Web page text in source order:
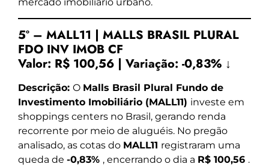
5º – MALL11 | MALLS BRASIL PLURAL
FDO INV IMOB CF
Valor: R$ 100,56 | Variação: -0,83% ↓
Descrição: O Malls Brasil Plural Fundo de
Investimento Imobiliário (MALL11) investe em
shoppings centers no Brasil, gerando renda
recorrente por meio de aluguéis. No pregão
analisado, as cotas do MALL11 registraram uma
queda de -0,83% , encerrando o dia a R$ 100,56 .